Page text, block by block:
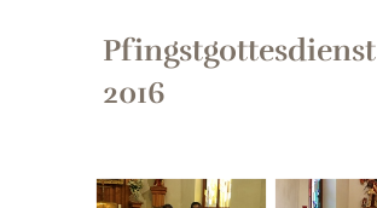
Pfingstgottesdienst
2016